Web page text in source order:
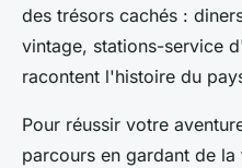
des trésors cachés :
vintage, stations-service
racontent l'histoire du
Pour réussir votre
parcours en gardant de